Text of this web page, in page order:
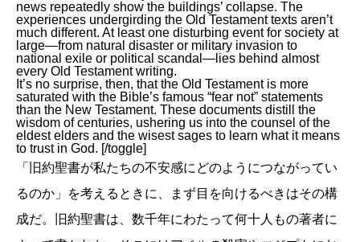
news repeatedly show the buildings’ collapse. The
experiences undergirding the Old Testament texts aren’t
much different. At least one disturbing event for society at
large—from natural disaster or military invasion to
national exile or political scandal—lies behind almost
every Old Testament writing.
It’s no surprise, then, that the Old Testament is more
saturated with the Bible’s famous “fear not” statements
than the New Testament. These documents distill the
wisdom of centuries, ushering us into the counsel of the
eldest elders and the wisest sages to learn what it means
to trust in God. [/toggle]
「旧約聖書が私たちの不安感にどのようにつながってい
るのか」を考えるときに、まず目を向けるべきはその構
成だ。旧約聖書は、数千年にわたって何十人もの著者に